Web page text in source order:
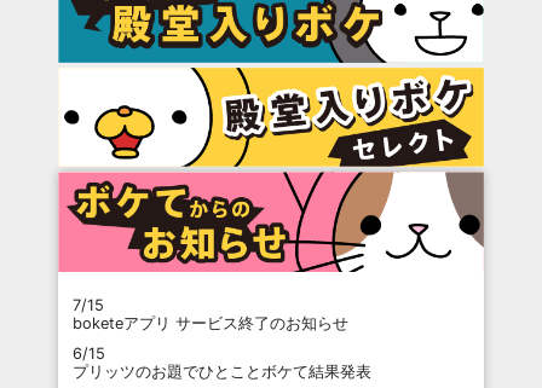
7/15
boketeアプリ サービス終了のお知らせ
6/15
プリッツのお題でひとことボケて結果発表